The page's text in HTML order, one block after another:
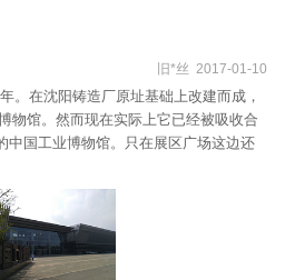
旧*丝 2017-01-10
。在沈阳铸造厂原址基础上改建而成，
物馆。然而现在实际上它已经被吸收合
中国工业博物馆。只在展区广场这边还